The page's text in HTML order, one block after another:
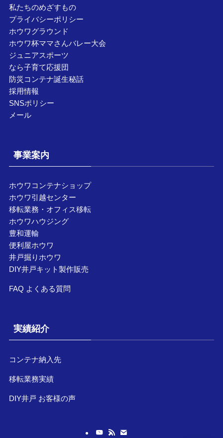
私たちのめざすもの
プライバシーポリシー
ホウワグラウンド
ホウワ杯ママさんバレー大会
ジュニアスポーツ
なら子育て応援団
防災コンテナ誕生秘話
採用情報
SNSポリシー
メール
事業案内
ホウワコンテナショップ
ホウワ引越センター
移転業務・オフィス移転
ホウワハウジング
豊和運輸
便利屋ホウワ
井戸掘りホウワ
DIY井戸キット製作販売
FAQ よくある質問
実績紹介
コンテナ納入先
移転業務実績
DIY井戸 お客様の声